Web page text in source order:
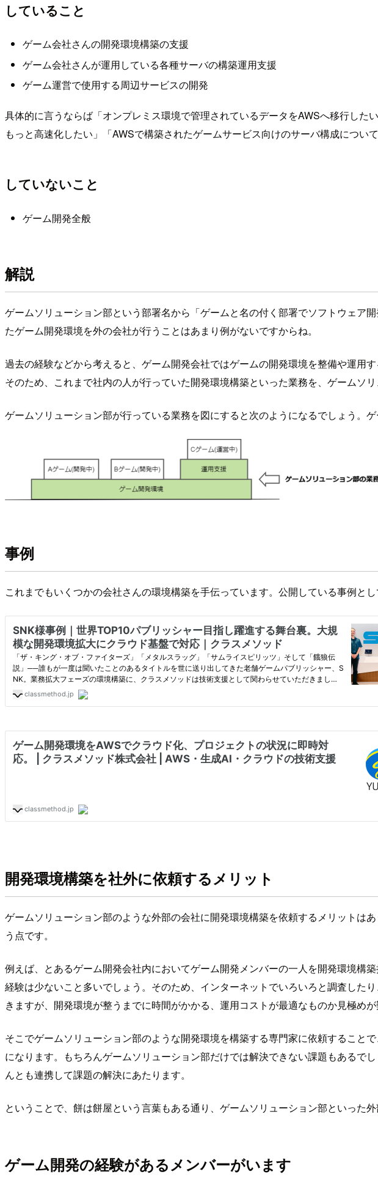
していること
ゲーム会社さんの開発環境構築の支援
ゲーム会社さんが運用している各種サーバの構築運用支援
ゲーム運営で使用する周辺サービスの開発
具体的に言うならば「オンプレミス環境で管理されているデータをAWSへ移行した
もっと高速化したい」「AWSで構築されたゲームサービス向けのサーバ構成につい
していないこと
ゲーム開発全般
解説
ゲームソリューション部という部署名から「ゲームと名の付く部署でソフトウェア
たゲーム開発環境を外の会社が行うことはあまり例がないですからね。
過去の経験などから考えると、ゲーム開発会社ではゲームの開発環境を整備や運用
そのため、これまで社内の人が行っていた開発環境構築といった業務を、ゲームソ
ゲームソリューション部が行っている業務を図にすると次のようになるでしょう。
事例
これまでもいくつかの会社さんの環境構築を手伝っています。公開している事例とし
開発環境構築を社外に依頼するメリット
ゲームソリューション部のような外部の会社に開発環境構築を依頼するメリットは
う点です。
例えば、とあるゲーム開発会社内においてゲーム開発メンバーの一人を開発環境構
経験は少ないこと多いでしょう。そのため、インターネットでいろいろと調査した
きますが、開発環境が整うまでに時間がかかる、運用コストが最適なものか見極め
そこでゲームソリューション部のような開発環境を構築する専門家に依頼すること
になります。もちろんゲームソリューション部だけでは解決できない課題もあるで
んとも連携して課題の解決にあたります。
ということで、餅は餅屋という言葉もある通り、ゲームソリューション部といった
ゲーム開発の経験があるメンバーがいます